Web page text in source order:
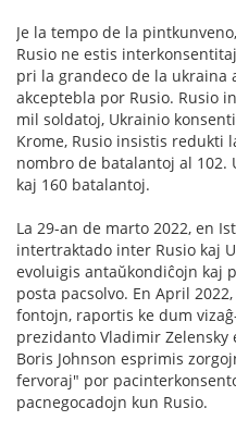
Je la tempo de la
Rusio ne estis
pri la grandeco de la ukraina
akceptebla por Rusio. Rusio
mil soldatoj, Ukrainio
Krome, Rusio insistis redukti
nombro de batalantoj al 102.
kaj 160 batalantoj.
La 29-an de marto 2022, en
intertraktado inter Rusio kaj
evoluigis antaŭkondiĉojn kaj
posta pacsolvo. En April
fontojn, raportis ke dum
prezidanto Vladimir
Boris Johnson esprimis
fervoraj" por
pacnegocadojn kun Rusio.